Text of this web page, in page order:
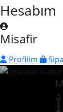
Hesabım
Misafir
Profilim